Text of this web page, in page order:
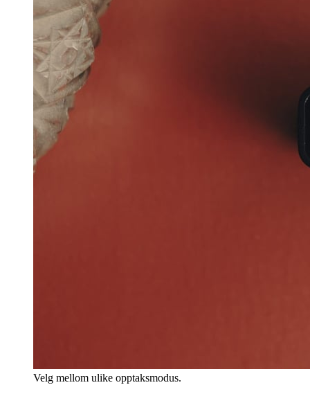
Velg mellom ulike opptaksmodus.